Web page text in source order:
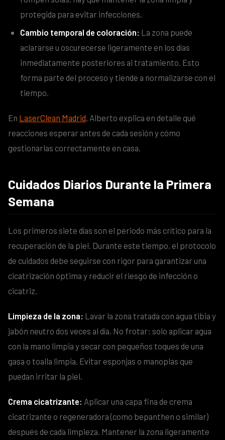
protegida para evitar infecciones.
Cambio temporal de coloración: La zona puede
aclararse u oscurecerse ligeramente en los días
inmediatamente posteriores al tratamiento. Esto
forma parte del proceso y tiende a normalizarse con el
tiempo.
En LaserClean Madrid, Alberto explica en detalle qué
reacciones esperar antes de cada sesión y cómo
gestionarlas correctamente en casa.
Cuidados Diarios Durante la Primera
Semana
Los primeros siete días son el periodo más crítico para la
recuperación de la piel. Durante este tiempo, el protocolo
de cuidados debe seguirse con rigor para garantizar una
cicatrización óptima y reducir el riesgo de infección o
cicatriz.
Limpieza de la zona: Lavar la zona tratada con agua tibia y
jabón neutro dos veces al día. No frotar: solo aplicar agua
con la mano limpia y secar con pequeños toques de una
gasa o toalla limpia. Evitar esponjas o manoplas que
puedan irritar la piel.
Crema cicatrizante: Aplicar una capa fina de crema
cicatrizante o regeneradora (como bepanthen o similar)
después de cada limpieza. Mantener la zona ligeramente